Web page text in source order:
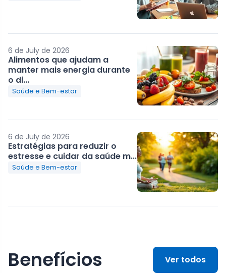
6 de July de 2026
Alimentos que ajudam a
manter mais energia durante
o di...
Saúde e Bem-estar
6 de July de 2026
Estratégias para reduzir o
estresse e cuidar da saúde m...
Saúde e Bem-estar
Benefícios Ver todos